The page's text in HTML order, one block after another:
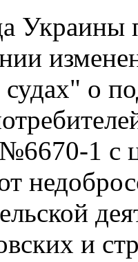
Украины
о
1 с
и